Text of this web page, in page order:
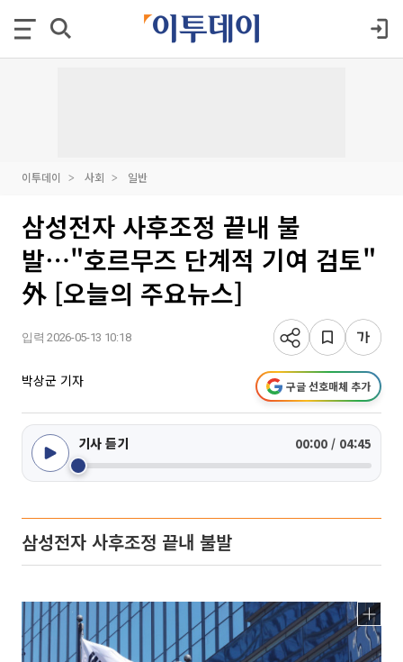
이투데이 사회 일반
삼성전자 사후조정 끝내 불
발⋯"호르무즈 단계적 기여 검토"
外 [오늘의 주요뉴스]
입력 2026-05-13 10:18
박상군 기자 구글 선호매체 추가
기사 듣기 00:00 / 04:45
삼성전자 사후조정 끝내 불발